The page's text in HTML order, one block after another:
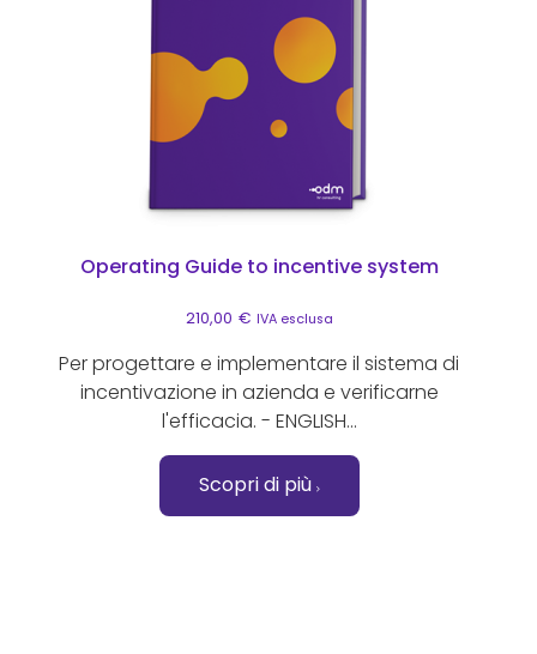
Operating Guide to incentive system
210,00 € IVA esclusa
Per progettare e implementare il sistema di
incentivazione in azienda e verificarne
l'efficacia. - ENGLISH...
Scopri di più